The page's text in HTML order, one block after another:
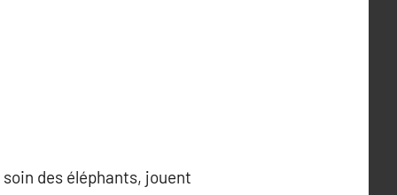
des éléphants, jouent